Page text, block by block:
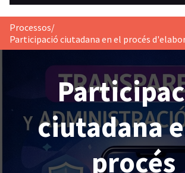
Processos/
Participació ciutadana en el procés
ciutadana
procés